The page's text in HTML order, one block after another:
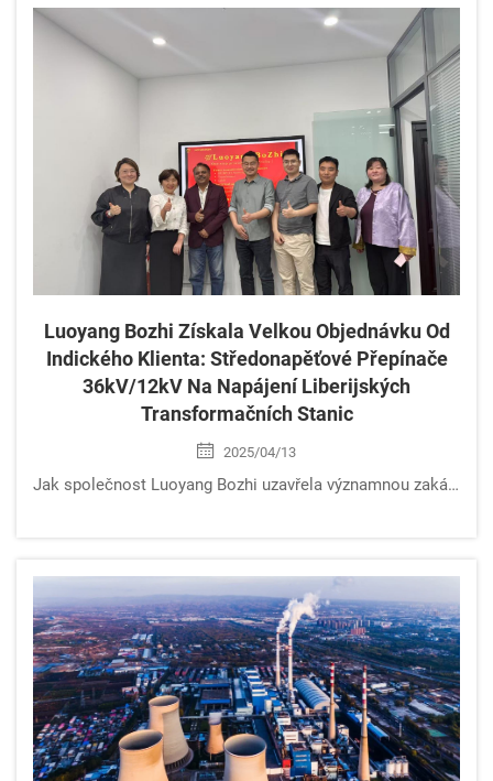
Luoyang Bozhi Získala Velkou Objednávku Od
Indického Klienta: Středonapěťové Přepínače
36kV/12kV Na Napájení Liberijských
Transformačních Stanic
2025/04/13
Jak společnost Luoyang Bozhi uzavřela významnou zakázku na Středním východě s odolnými středního napětí spínacími zařízeními certifikovanými podle norem IEC pro modernizaci libyjské sítě. Objevte technické parametry a globální podpůrnou strategii. Zjistit více.